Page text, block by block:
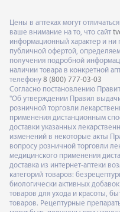
Цены в аптеках могут
ваше внимание на то, что сайт
информационный характер и ни
публичной офертой,
получения подробной
наличии товара в конкретной
телефону 8 (800) 777-03-03
Согласно постановлению
"Об утверждении Правил
розничной торговли
применения дистанционным
доставки указанных
изменений в некоторые акты
вопросу розничной торговли
медицинского применения
доставка из интернет-аптеки
категорий товаров:
биологически активных
товаров для ухода и красоты,
товаров. Рецептурные